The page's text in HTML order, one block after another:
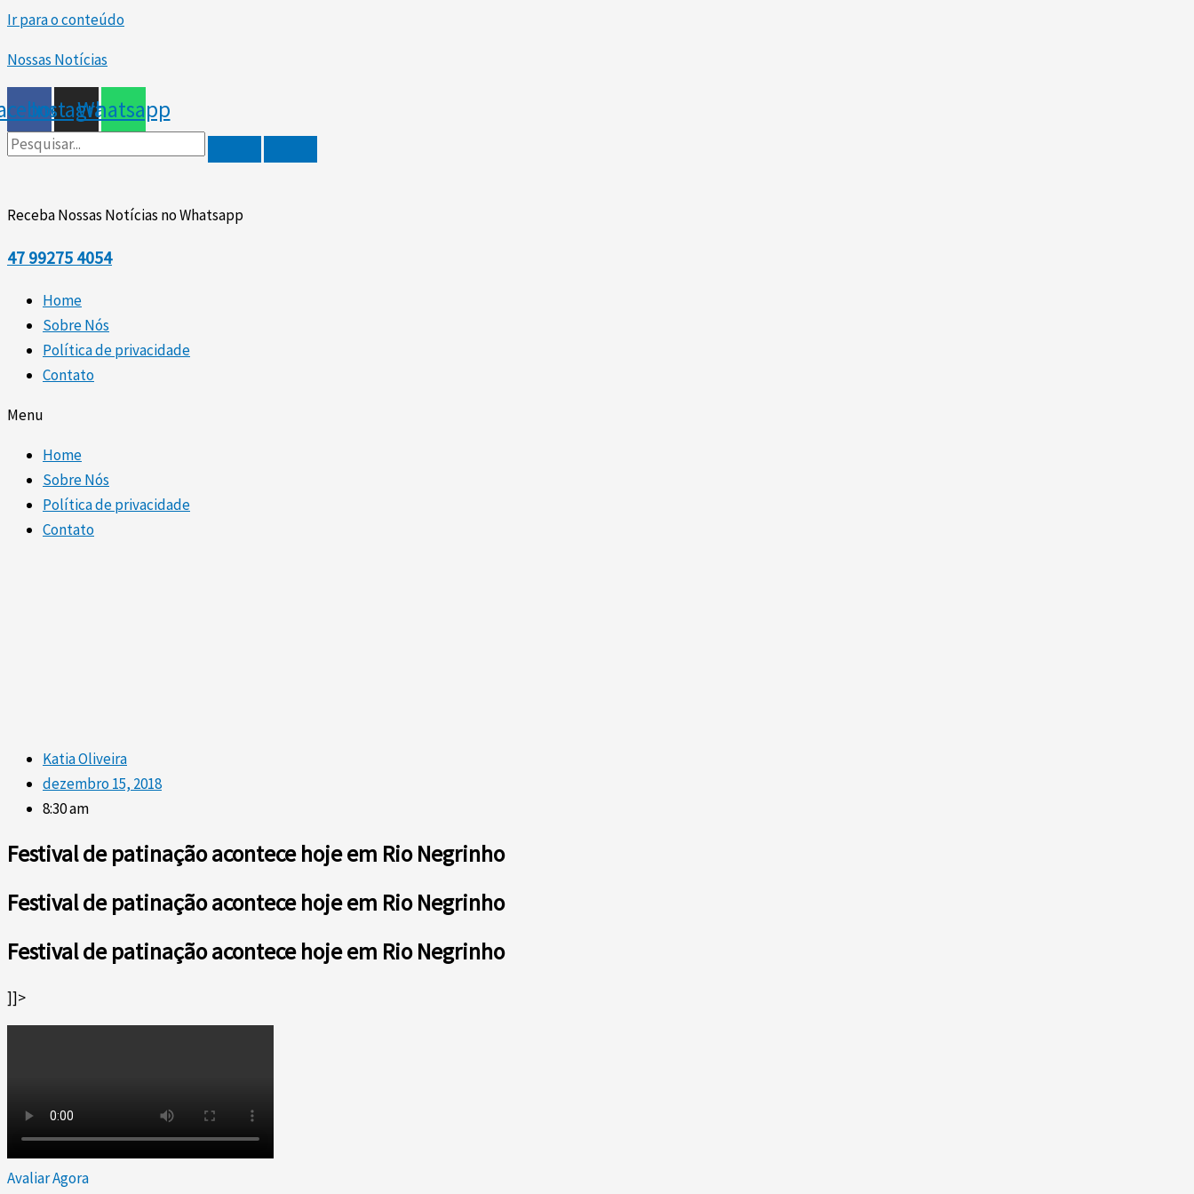
Ir para o conteúdo
Nossas Notícias
InstagramWhatsapp
Receba Nossas Notícias no Whatsapp
47 99275 4054
Home
Sobre Nós
Política de privacidade
Contato
Menu
Home
Sobre Nós
Política de privacidade
Contato
Katia Oliveira
dezembro 15, 2018
8:30 am
Festival de patinação acontece hoje em Rio Negrinho
Festival de patinação acontece hoje em Rio Negrinho
Festival de patinação acontece hoje em Rio Negrinho
]]>
Avaliar Agora